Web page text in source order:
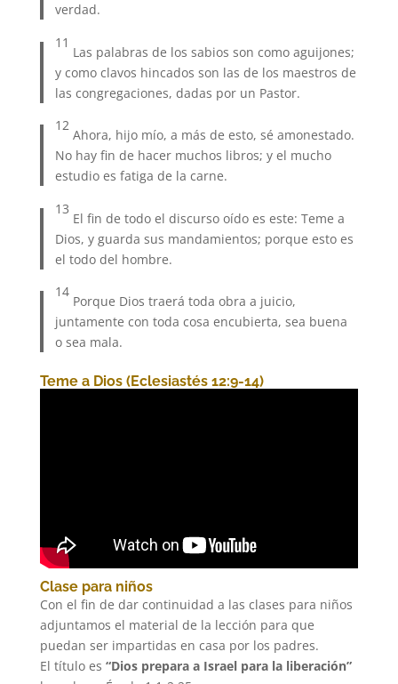
verdad.
11
Las palabras de los sabios son como aguijones;
y como clavos hincados son las de los maestros de
las congregaciones, dadas por un Pastor.
12
Ahora, hijo mío, a más de esto, sé amonestado.
No hay fin de hacer muchos libros; y el mucho
estudio es fatiga de la carne.
13
El fin de todo el discurso oído es este: Teme a
Dios, y guarda sus mandamientos; porque esto es
el todo del hombre.
14
Porque Dios traerá toda obra a juicio,
juntamente con toda cosa encubierta, sea buena
o sea mala.
Teme a Dios (Eclesiastés 12:9-14)
Clase para niños
Con el fin de dar continuidad a las clases para niños
adjuntamos el material de la lección para que
puedan ser impartidas en casa por los padres.
El título es “Dios prepara a Israel para la liberación”